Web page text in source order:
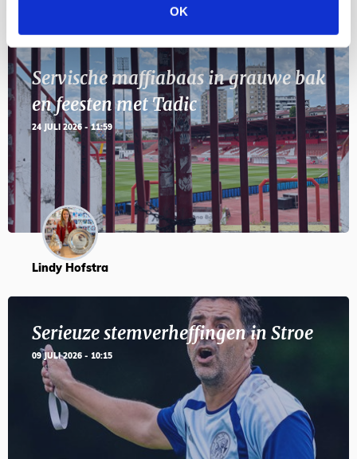
OK
Servische maffiabaas in grauwe bak
en feesten met Tadic
24 JULI 2026 - 11:59
Lindy Hofstra
Serieuze stemverheffingen in Stroe
09 JULI 2026 - 10:15